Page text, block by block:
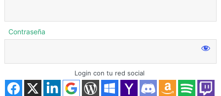
Acceder
Contraseña
Login con tu red social